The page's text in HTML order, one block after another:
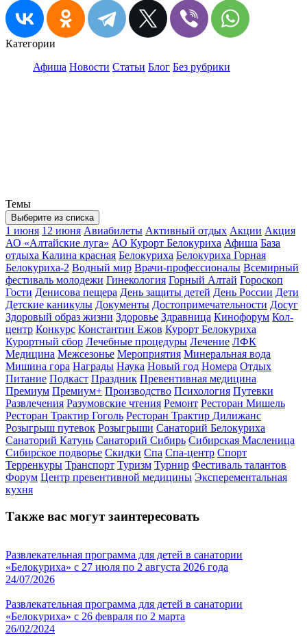
Категории
Афиша Новости Статьи Блог Без рубрики
Темы
Выберите из списка
1 июня 12 июня Авиабилеты Активный отдых Акции Акция
АО «Алтайские луга» АО Курорт Белокуриха Афиша База
отдыха Калина красная Белокуриха Белокуриха Горная
Белокуриха-2 Водный мир Врачи-профессионалы Всемирный
фестиваль молодежи Гинекология Горный Алтай Гороскоп
Гости Денисова пещера День защиты детей День России Дети
Детские каникулы Документы Достопримечательности Досуг
Здоровый образ жизни Здоровье Здравница Кинофорум Кол-
центр Конкурс Константин Ежов Курорт Белокуриха
Курортный сбор Лечебные процедуры Лечение ЛФК
Медицина Межсезонье Мероприятия Минеральная вода
Мишина гора Награды Наука Новый год Номера Отдых
Питание Подкаст Праздник Превентивная медицина
Премиум Премиум+ Производство Психология Путевки
Развлечения Разумовские чтения Ремонт Ресторан Мишель
Ресторан Трактир Гоголь Ресторан Трактир Дилижанс
Розыгрыш путевок Розыгрыши Санаторий Белокуриха
Санаторий Катунь Санаторий Сибирь Сибирская Масленица
Сибирское подворье Скидки Спа Спа-центр Спорт
Терренкуры Транспорт Туризм Турнир Фестиваль талантов
Форум Центр превентивной медицины Эксперементальная
кухня
Также вас могут заинтересовать
Развлекательная программа для детей в санатории
«Белокуриха» с 27 июля по 2 августа 2026 года
24/07/2026
Развлекательная программа для детей в санатории
«Белокуриха» с 26 февраля по 2 марта
26/02/2024